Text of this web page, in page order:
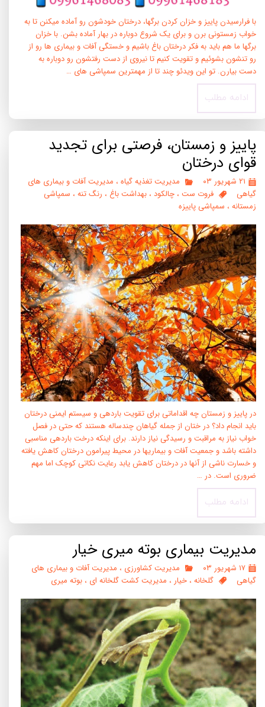
با فرارسیدن پاییز و خزان کردن برگها، درختان خودشون رو آماده میکنن تا به
خواب زمستونی برن و برای یک شروع دوباره در بهار آماده بشن. با خزان
برگها ما هم باید به فکر درختان باغ باشیم و خستگی آفات و بیماری ها رو از
رو تنشون بشوئیم و تقویت کنیم تا نیروی از دست رفتشون رو دوباره به
دست بیارن. تو این ویدئو چند تا از مهمترین سمپاشی های …
ادامه مطلب
پاییز و زمستان، فرصتی برای تجدید
قوای درختان
۲۱ شهریور ۰۳ مدیریت تغذیه گیاه ، مدیریت آفات و بیماری های
گیاهی
فروت ست ، چالکود ، بهداشت باغ ، رنگ تنه ، سمپاشی
زمستانه ، سمپاشی پاییزه
در پاییز و زمستان چه اقداماتی برای تقویت باردهی و سیستم ایمنی درختان
باید انجام داد؟ در ختان از جمله گیاهان چندساله هستند که حتی در فصل
خواب نیاز به مراقبت و رسیدگی نیاز دارند. برای اینکه درخت باردهی مناسبی
داشته باشد و جمعیت آفات و بیماریها در محیط پیرامون درختان کاهش یافته
و خسارت ناشی از آنها در درختان کاهش یابد رعایت نکاتی کوچک اما مهم
ضروری است. در …
ادامه مطلب
مدیریت بیماری بوته میری خیار
۱۷ شهریور ۰۳ مدیریت کشاورزی ، مدیریت آفات و بیماری های
گیاهی
گلخانه ، خیار ، مدیریت کشت گلخانه ای ، بوته میری